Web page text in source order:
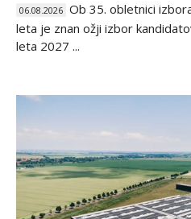
06.08.2026 Ob 35. obletnici
leta je znan ožji izbor
leta 2027 ...